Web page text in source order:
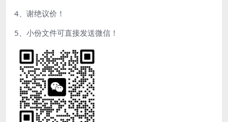
4、谢绝议价！
5、小份文件可直接发送微信！